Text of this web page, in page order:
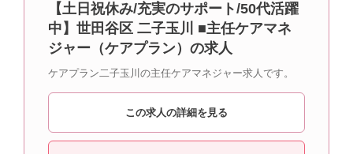
【土日祝休み/充実のサポート/50代活躍
中】世田谷区 二子玉川 ■主任ケアマネ
ジャー（ケアプラン）の求人
ケアプラン二子玉川の主任ケアマネジャー求人です。
この求人の詳細を見る